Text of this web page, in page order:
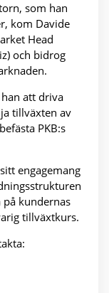
som han
kom Davide
Head
och bidrog
att driva
tillväxten av
PKB:s
engagemang
kundernas
tillväxtkurs.